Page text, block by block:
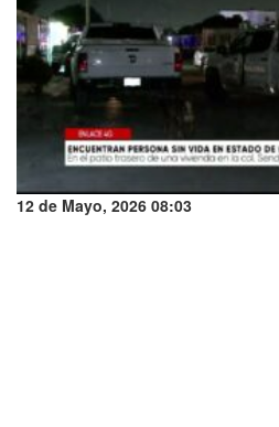
12 de Mayo, 2026 08:03